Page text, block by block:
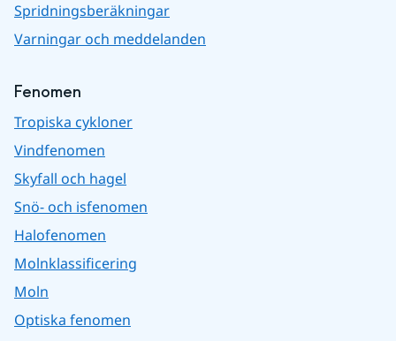
Spridningsberäkningar
Varningar och meddelanden
Fenomen
Tropiska cykloner
Vindfenomen
Skyfall och hagel
Snö- och isfenomen
Halofenomen
Molnklassificering
Moln
Optiska fenomen